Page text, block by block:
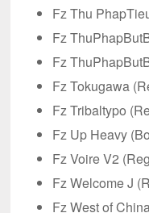
Fz Thu
Fz
Fz
Fz Tokugawa
Fz Tribaltypo
Fz Up Heavy
Fz Voire V2
Fz Welcome J
Fz West of